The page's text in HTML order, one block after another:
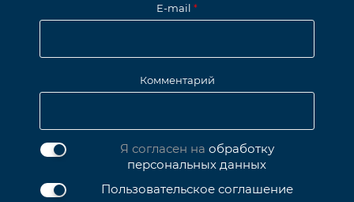
E-mail *
Комментарий
Я согласен на обработку
персональных данных
Пользовательское соглашение